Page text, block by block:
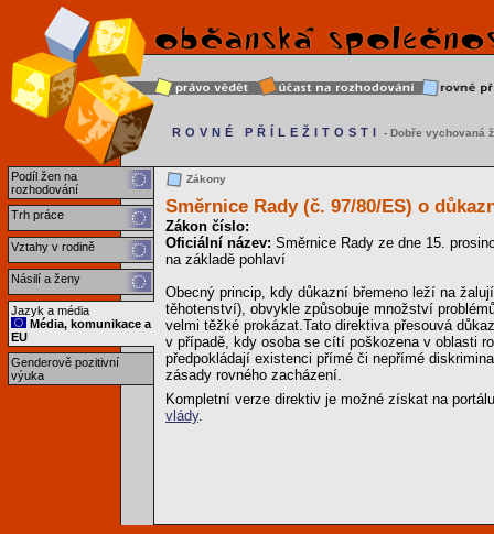
Podíl žen na
rozhodování
Trh práce
Vztahy v rodině
Násilí a ženy
Jazyk a média
Média, komunikace a
EU
Genderově pozitivní
výuka
ROVNÉ PŘÍLEŽITOSTI - Dobře vychovaná
Zákony
Směrnice Rady (č. 97/80/ES) o
Zákon číslo:
Oficiální název: Směrnice Rady ze dne 15.
na základě pohlaví
Obecný princip, kdy důkazní břemeno leží na
těhotenství), obvykle způsobuje množství
velmi těžké prokázat.Tato direktiva přesouvá
v případě, kdy osoba se cítí poškozena v oblasti
předpokládají existenci přímé či nepřímé
zásady rovného zacházení.
Kompletní verze direktiv je možné získat na
vlády.